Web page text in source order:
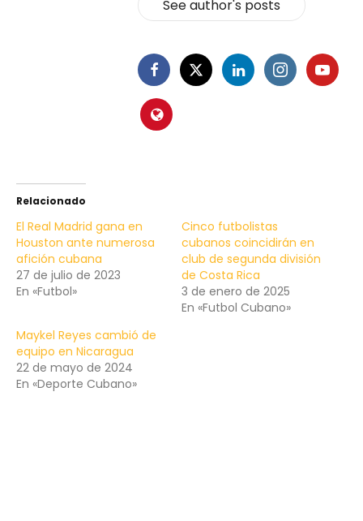
See author's posts
Relacionado
El Real Madrid gana en
Houston ante numerosa
afición cubana
27 de julio de 2023
En «Futbol»
Cinco futbolistas
cubanos coincidirán en
club de segunda división
de Costa Rica
3 de enero de 2025
En «Futbol Cubano»
Maykel Reyes cambió de
equipo en Nicaragua
22 de mayo de 2024
En «Deporte Cubano»